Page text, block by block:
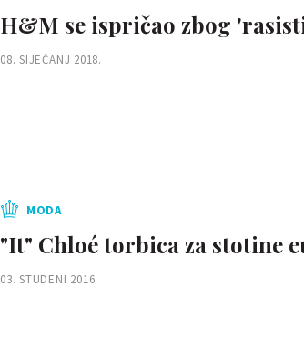
H&M se ispričao zbog
08. SIJEČANJ 2018.
MODA
"It" Chloé torbica za stotine
03. STUDENI 2016.